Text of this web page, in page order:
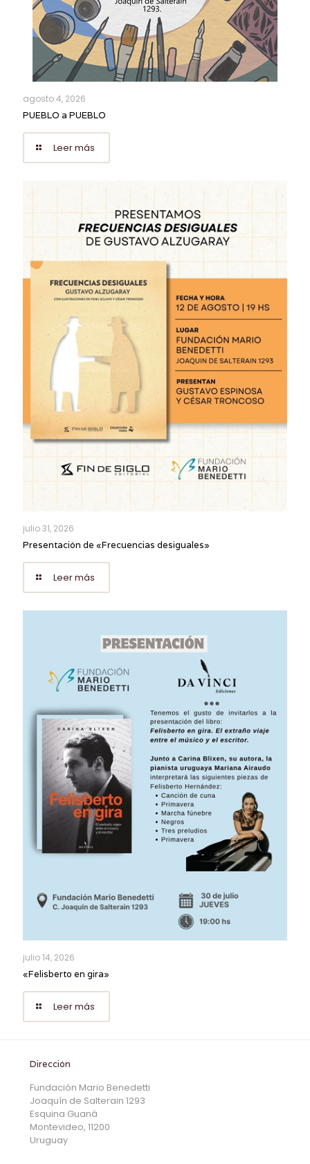
agosto 4, 2026
PUEBLO a PUEBLO
Leer más
julio 31, 2026
Presentación de «Frecuencias desiguales»
Leer más
julio 14, 2026
«Felisberto en gira»
Leer más
Dirección
Fundación Mario Benedetti
Joaquín de Salterain 1293
Esquina Guaná
Montevideo, 11200
Uruguay